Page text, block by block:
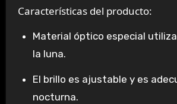
Características del producto:
Material óptico especial
la luna.
El brillo es ajustable y es
nocturna.